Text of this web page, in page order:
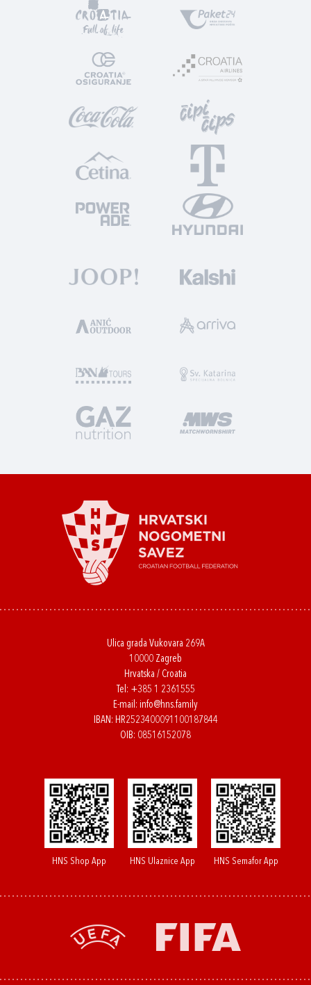
Ulica grada Vukovara 269A
10000 Zagreb
Hrvatska / Croatia
Tel: +385 1 2361555
E-mail: info@hns.family
IBAN: HR2523400091100187844
OIB: 08516152078
HNS Shop App HNS Ulaznice App HNS Semafor App